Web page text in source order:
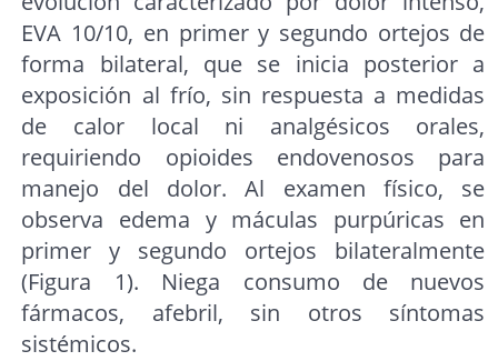
EVA 10/10, en primer y segundo ortejos de
forma bilateral, que se inicia posterior a
exposición al frío, sin respuesta a medidas
de calor local ni analgésicos orales,
requiriendo opioides endovenosos para
manejo del dolor. Al examen físico, se
observa edema y máculas purpúricas en
primer y segundo ortejos bilateralmente
(Figura 1). Niega consumo de nuevos
fármacos, afebril, sin otros síntomas
sistémicos.